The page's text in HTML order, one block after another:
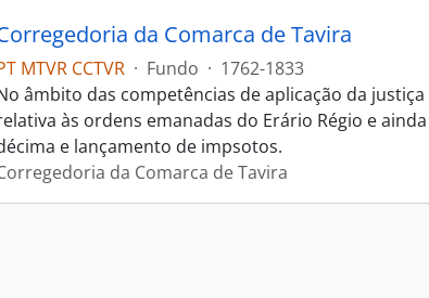
da Comarca de Tavira
MTVR CCTVR · Fundo · 1762-1833
âmbito das competências de aplicação da
às ordens emanadas do Erário Régio e
e lançamento de impsotos.
da Comarca de Tavira